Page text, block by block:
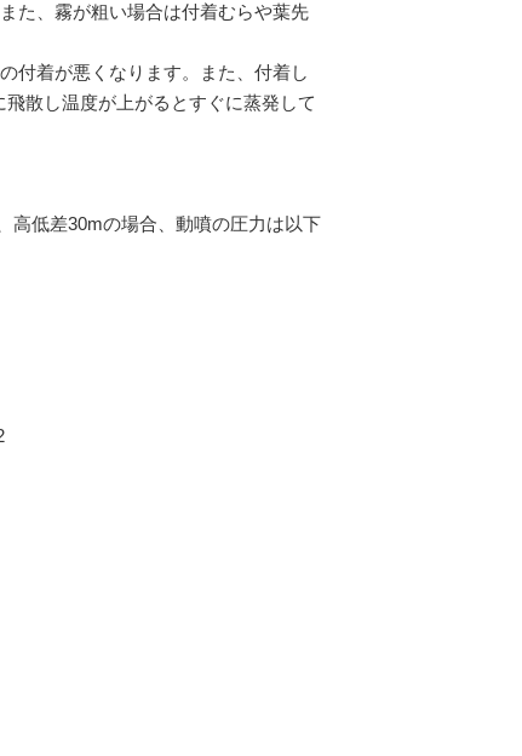
た、霧が粗い場合は付着むらや葉先
付着が悪くなります。また、付着し
散し温度が上がるとすぐに蒸発して
高低差30mの場合、動噴の圧力は以下